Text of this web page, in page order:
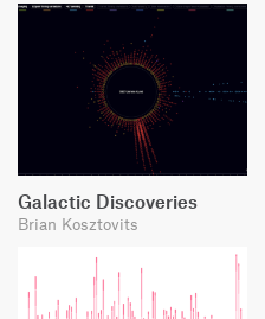
Galactic Discoveries
Brian Kosztovits